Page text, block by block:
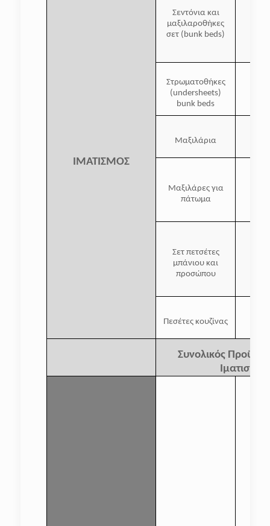
ΙΜΑΤΙΣΜΟΣ
Σεντόνια και
μαξιλαροθήκες
σετ (bunk beds)
Στρωματοθήκες
(undersheets)
bunk beds
Μαξιλάρια
Μαξιλάρες για
πάτωμα
Σετ πετσέτες
μπάνιου και
προσώπου
Πεσέτες κουζίνας
Συνολικός
Ιματισμός